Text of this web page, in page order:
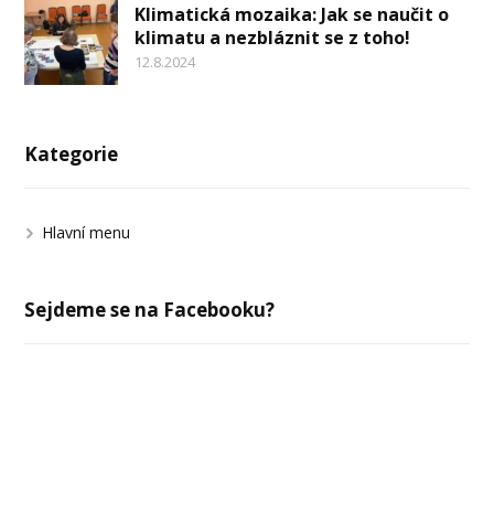
Klimatická mozaika: Jak se naučit o
klimatu a nezbláznit se z toho!
12.8.2024
Kategorie
Hlavní menu
Sejdeme se na Facebooku?